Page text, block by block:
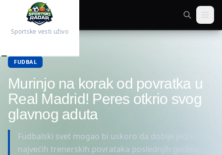
Sportske vesti uživo
FUDBAL
Murinjo na korak od povratka u
Real Madrid! Peres otkrio svog
glavnog aduta
Fudbalski svet mogao bi uskoro da dobije jedno od
najvećih trenerskih povrataka poslednjih godina.